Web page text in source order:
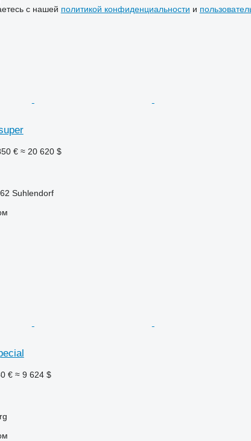
с нашей политикой конфиденциальности и
€ ≈ 20 620 $
Suhlendorf
€ ≈ 9 624 $